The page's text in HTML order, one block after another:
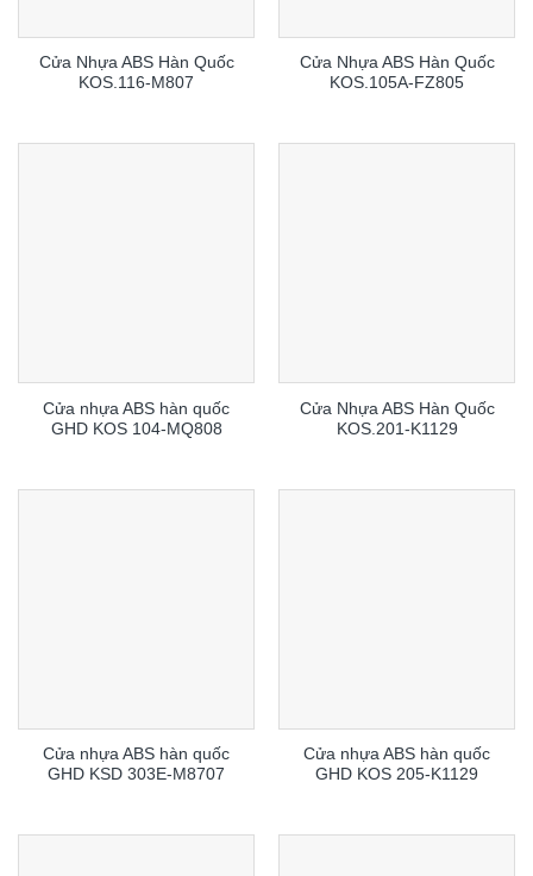
Cửa Nhựa ABS Hàn Quốc
KOS.116-M807
Cửa Nhựa ABS Hàn Quốc
KOS.105A-FZ805
Cửa nhựa ABS hàn quốc
GHD KOS 104-MQ808
Cửa Nhựa ABS Hàn Quốc
KOS.201-K1129
Cửa nhựa ABS hàn quốc
GHD KSD 303E-M8707
Cửa nhựa ABS hàn quốc
GHD KOS 205-K1129